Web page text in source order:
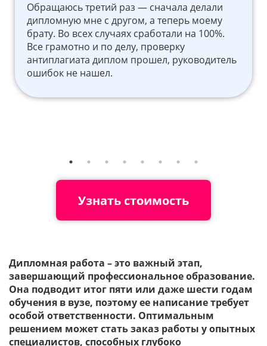
Обращаюсь третий раз — сначала делали
дипломную мне с другом, а теперь моему
брату. Во всех случаях сработали на 100%.
Все грамотно и по делу, проверку
антиплагиата диплом прошел, руководитель
ошибок не нашел.
Узнать стоимость
Дипломная работа – это важный этап,
завершающий профессиональное образование.
Она подводит итог пяти или даже шести годам
обучения в вузе, поэтому ее написание требует
особой ответственности. Оптимальным
решением может стать заказ работы у опытных
специалистов, способных глубоко